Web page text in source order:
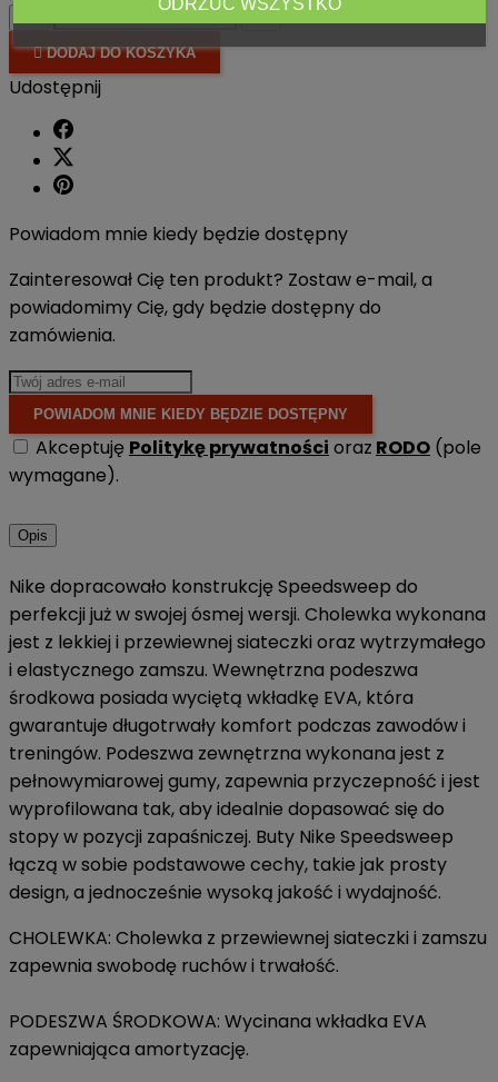
 DODAJ DO KOSZYKA
Udostępnij
Powiadom mnie kiedy będzie dostępny
Zainteresował Cię ten produkt? Zostaw e-mail, a
powiadomimy Cię, gdy będzie dostępny do
zamówienia.
POWIADOM MNIE KIEDY BĘDZIE DOSTĘPNY
Akceptuję Politykę prywatności oraz RODO (pole
wymagane).
Opis
Nike dopracowało konstrukcję Speedsweep do
perfekcji już w swojej ósmej wersji. Cholewka wykonana
jest z lekkiej i przewiewnej siateczki oraz wytrzymałego
i elastycznego zamszu. Wewnętrzna podeszwa
środkowa posiada wyciętą wkładkę EVA, która
gwarantuje długotrwały komfort podczas zawodów i
treningów. Podeszwa zewnętrzna wykonana jest z
pełnowymiarowej gumy, zapewnia przyczepność i jest
wyprofilowana tak, aby idealnie dopasować się do
stopy w pozycji zapaśniczej. Buty Nike Speedsweep
łączą w sobie podstawowe cechy, takie jak prosty
design, a jednocześnie wysoką jakość i wydajność.
CHOLEWKA: Cholewka z przewiewnej siateczki i zamszu
zapewnia swobodę ruchów i trwałość.
PODESZWA ŚRODKOWA: Wycinana wkładka EVA
zapewniająca amortyzację.